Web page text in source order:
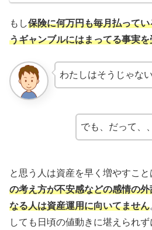
もし保険に何万円も毎月払って
うギャンブルにはまってる事実
わたしはそうじゃない
でも、だって、
と思う人は資産を早く増やすこと
の考え方が不安感などの感情の
なる人は資産運用に向いてません
しても日頃の値動きに堪えられ